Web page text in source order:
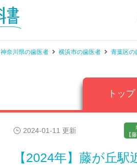
神奈川県の歯医者 横浜市の歯医者 青葉区の
トップ
2024-01-11 更新
【
【2024年】藤が丘